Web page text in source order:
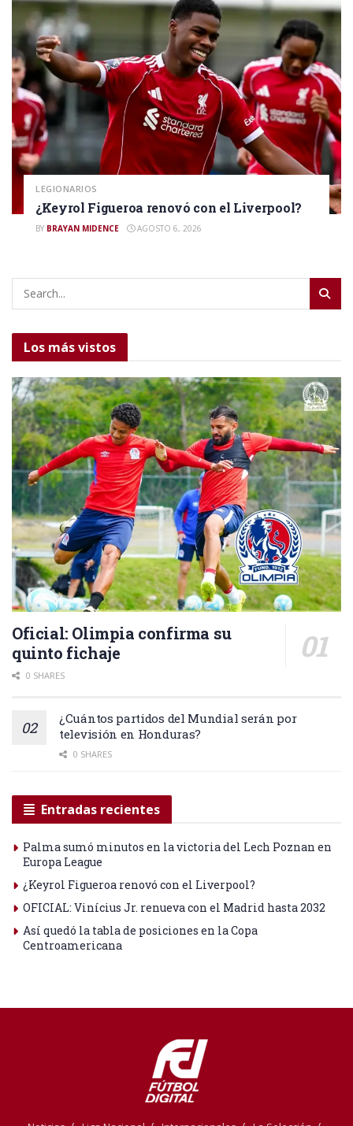
LEGIONARIOS
¿Keyrol Figueroa renovó con el Liverpool?
BY BRAYAN MIDENCE AGOSTO 6, 2026
Los más vistos
Oficial: Olimpia confirma su
quinto fichaje
0 SHARES
¿Cuántos partidos del Mundial serán por
televisión en Honduras?
0 SHARES
Entradas recientes
Palma sumó minutos en la victoria del Lech Poznan en
Europa League
¿Keyrol Figueroa renovó con el Liverpool?
OFICIAL: Vinícius Jr. renueva con el Madrid hasta 2032
Así quedó la tabla de posiciones en la Copa
Centroamericana